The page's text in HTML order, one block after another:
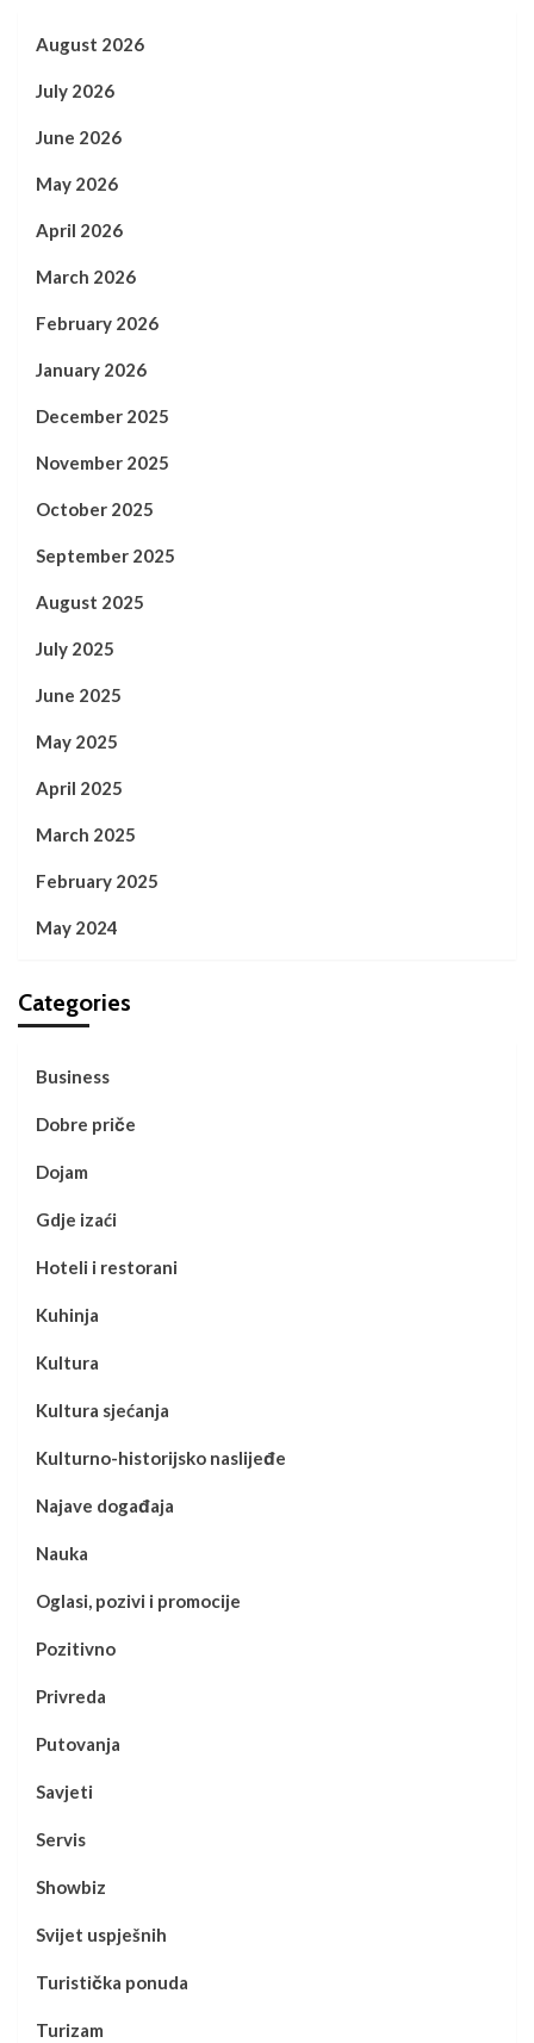
August 2026
July 2026
June 2026
May 2026
April 2026
March 2026
February 2026
January 2026
December 2025
November 2025
October 2025
September 2025
August 2025
July 2025
June 2025
May 2025
April 2025
March 2025
February 2025
May 2024
Categories
Business
Dobre priče
Dojam
Gdje izaći
Hoteli i restorani
Kuhinja
Kultura
Kultura sjećanja
Kulturno-historijsko naslijeđe
Najave događaja
Nauka
Oglasi, pozivi i promocije
Pozitivno
Privreda
Putovanja
Savjeti
Servis
Showbiz
Svijet uspješnih
Turistička ponuda
Turizam